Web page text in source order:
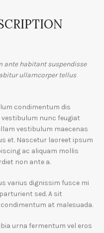
ante habitant suspendisse
ullamcorper tellus
condimentum dis
nunc feugiat
vestibulum maecenas
et. Nascetur laoreet ipsum
ac aliquam mollis
non ante a.
varius dignissim fusce mi
sed. A sit
at malesuada.
urna fermentum vel eros